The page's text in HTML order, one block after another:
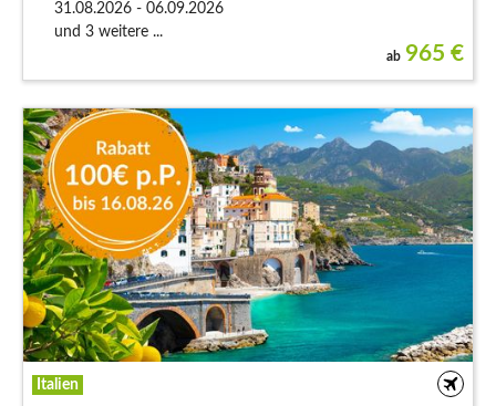
31.08.2026 - 06.09.2026
und 3 weitere ...
ab 965 €
Italien